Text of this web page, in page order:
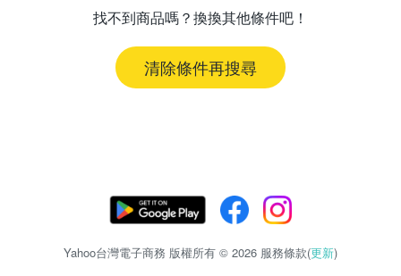
找不到商品嗎？換換其他條件吧！
清除條件再搜尋
Yahoo台灣電子商務 版權所有 © 2026 服務條款(更新)